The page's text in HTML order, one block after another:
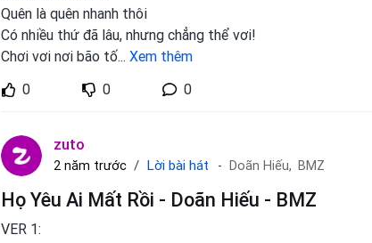
Quên là quên nhanh thôi
Có nhiều thứ đã lâu, nhưng chẳng thể vơi!
Chơi vơi nơi bão tố... Xem thêm
0
0 0
zuto
2 năm trước Lời bài hát Doãn Hiếu, BMZ
Họ Yêu Ai Mất Rồi - Doãn Hiếu - BMZ
VER 1: